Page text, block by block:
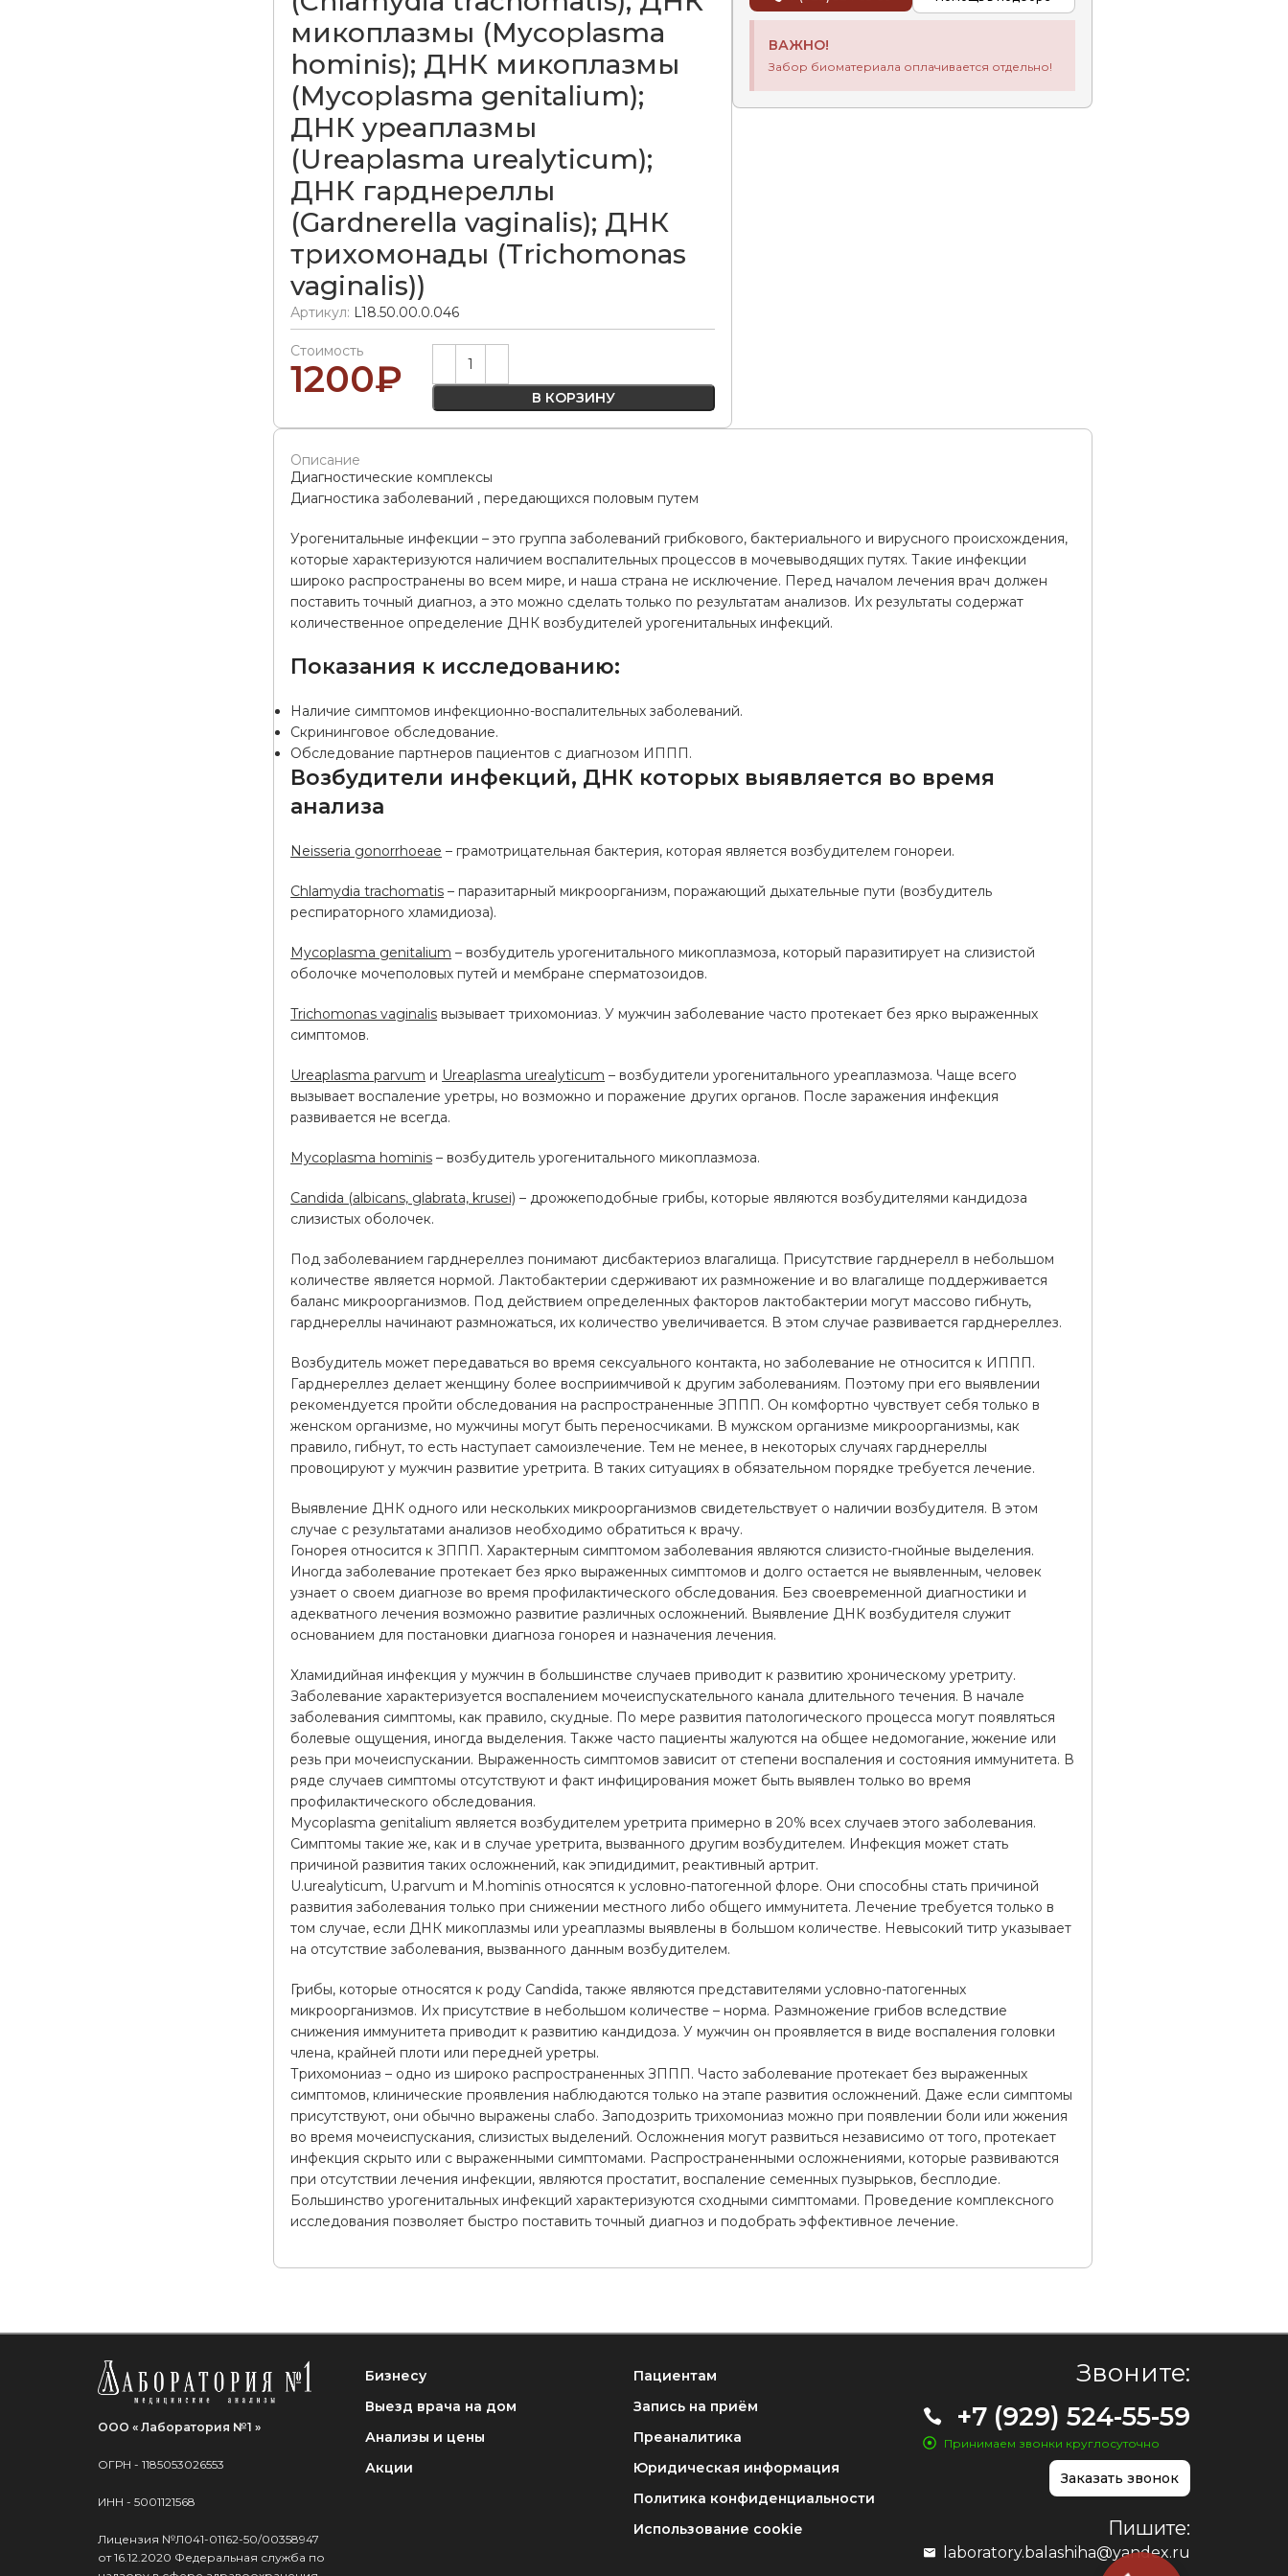
микоплазмы (Mycoplasma
hominis); ДНК микоплазмы
(Mycoplasma genitalium);
ДНК уреаплазмы
(Ureaplasma urealyticum);
ДНК гарднереллы
(Gardnerella vaginalis); ДНК
трихомонады (Trichomonas
vaginalis))
Артикул: L18.50.00.0.046
Стоимость
1200₽ В КОРЗИНУ
Alternative:
ВАЖНО!
Забор биоматериала оплачивается отдельно!
Описание
Диагностические комплексы
Диагностика заболеваний , передающихся половым путем
Урогенитальные инфекции – это группа заболеваний грибкового, бактериального и вирусного происхождения,
которые характеризуются наличием воспалительных процессов в мочевыводящих путях. Такие инфекции
широко распространены во всем мире, и наша страна не исключение. Перед началом лечения врач должен
поставить точный диагноз, а это можно сделать только по результатам анализов. Их результаты содержат
количественное определение ДНК возбудителей урогенитальных инфекций.
Показания к исследованию:
Наличие симптомов инфекционно-воспалительных заболеваний.
Скрининговое обследование.
Обследование партнеров пациентов с диагнозом ИППП.
Возбудители инфекций, ДНК которых выявляется во время
анализа
Neisseria gonorrhoeae – грамотрицательная бактерия, которая является возбудителем гонореи.
Chlamydia trachomatis – паразитарный микроорганизм, поражающий дыхательные пути (возбудитель
респираторного хламидиоза).
Mycoplasma genitalium – возбудитель урогенитального микоплазмоза, который паразитирует на слизистой
оболочке мочеполовых путей и мембране сперматозоидов.
Trichomonas vaginalis вызывает трихомониаз. У мужчин заболевание часто протекает без ярко выраженных
симптомов.
Ureaplasma parvum и Ureaplasma urealyticum – возбудители урогенитального уреаплазмоза. Чаще всего
вызывает воспаление уретры, но возможно и поражение других органов. После заражения инфекция
развивается не всегда.
Mycoplasma hominis – возбудитель урогенитального микоплазмоза.
Candida (albicans, glabrata, krusei) – дрожжеподобные грибы, которые являются возбудителями кандидоза
слизистых оболочек.
Под заболеванием гарднереллез понимают дисбактериоз влагалища. Присутствие гарднерелл в небольшом
количестве является нормой. Лактобактерии сдерживают их размножение и во влагалище поддерживается
баланс микроорганизмов. Под действием определенных факторов лактобактерии могут массово гибнуть,
гарднереллы начинают размножаться, их количество увеличивается. В этом случае развивается гарднереллез.
Возбудитель может передаваться во время сексуального контакта, но заболевание не относится к ИППП.
Гарднереллез делает женщину более восприимчивой к другим заболеваниям. Поэтому при его выявлении
рекомендуется пройти обследования на распространенные ЗППП. Он комфортно чувствует себя только в
женском организме, но мужчины могут быть переносчиками. В мужском организме микроорганизмы, как
правило, гибнут, то есть наступает самоизлечение. Тем не менее, в некоторых случаях гарднереллы
провоцируют у мужчин развитие уретрита. В таких ситуациях в обязательном порядке требуется лечение.
Выявление ДНК одного или нескольких микроорганизмов свидетельствует о наличии возбудителя. В этом
случае с результатами анализов необходимо обратиться к врачу.
Гонорея относится к ЗППП. Характерным симптомом заболевания являются слизисто-гнойные выделения.
Иногда заболевание протекает без ярко выраженных симптомов и долго остается не выявленным, человек
узнает о своем диагнозе во время профилактического обследования. Без своевременной диагностики и
адекватного лечения возможно развитие различных осложнений. Выявление ДНК возбудителя служит
основанием для постановки диагноза гонорея и назначения лечения.
Хламидийная инфекция у мужчин в большинстве случаев приводит к развитию хроническому уретриту.
Заболевание характеризуется воспалением мочеиспускательного канала длительного течения. В начале
заболевания симптомы, как правило, скудные. По мере развития патологического процесса могут появляться
болевые ощущения, иногда выделения. Также часто пациенты жалуются на общее недомогание, жжение или
резь при мочеиспускании. Выраженность симптомов зависит от степени воспаления и состояния иммунитета. В
ряде случаев симптомы отсутствуют и факт инфицирования может быть выявлен только во время
профилактического обследования.
Mycoplasma genitalium является возбудителем уретрита примерно в 20% всех случаев этого заболевания.
Симптомы такие же, как и в случае уретрита, вызванного другим возбудителем. Инфекция может стать
причиной развития таких осложнений, как эпидидимит, реактивный артрит.
U.urealyticum, U.parvum и M.hominis относятся к условно-патогенной флоре. Они способны стать причиной
развития заболевания только при снижении местного либо общего иммунитета. Лечение требуется только в
том случае, если ДНК микоплазмы или уреаплазмы выявлены в большом количестве. Невысокий титр указывает
на отсутствие заболевания, вызванного данным возбудителем.
Грибы, которые относятся к роду Candida, также являются представителями условно-патогенных
микроорганизмов. Их присутствие в небольшом количестве – норма. Размножение грибов вследствие
снижения иммунитета приводит к развитию кандидоза. У мужчин он проявляется в виде воспаления головки
члена, крайней плоти или передней уретры.
Трихомониаз – одно из широко распространенных ЗППП. Часто заболевание протекает без выраженных
симптомов, клинические проявления наблюдаются только на этапе развития осложнений. Даже если симптомы
присутствуют, они обычно выражены слабо. Заподозрить трихомониаз можно при появлении боли или жжения
во время мочеиспускания, слизистых выделений. Осложнения могут развиться независимо от того, протекает
инфекция скрыто или с выраженными симптомами. Распространенными осложнениями, которые развиваются
при отсутствии лечения инфекции, являются простатит, воспаление семенных пузырьков, бесплодие.
Большинство урогенитальных инфекций характеризуются сходными симптомами. Проведение комплексного
исследования позволяет быстро поставить точный диагноз и подобрать эффективное лечение.
ООО « Лаборатория №1 »
ОГРН - 1185053026553
ИНН - 5001121568
Лицензия №Л041-01162-50/00358947
от 16.12.2020 Федеральная служба по
Бизнесу
Выезд врача на дом
Анализы и цены
Акции
Пациентам
Запись на приём
Преаналитика
Юридическая информация
Политика конфиденциальности
Использование cookie
Звоните:
+7 (929) 524-55-59
Принимаем звонки круглосуточно
Заказать звонок
Пишите:
laboratory.balashiha@yandex.ru